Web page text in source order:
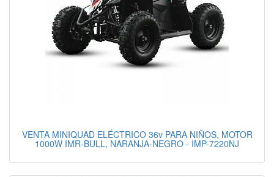
VENTA MINIQUAD ELÉCTRICO 36v PARA NIÑOS, MOTOR
1000W IMR-BULL, NARANJA-NEGRO - IMP-7220NJ